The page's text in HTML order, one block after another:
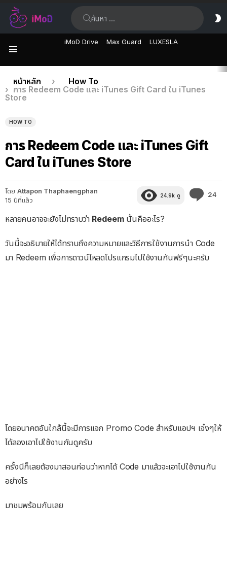
iMoD Drive Max Guard LUXESLA
เรื่อง
ล่าสุด
คุณอยู่ที่นี่:
หน้าหลัก
How To
การ Redeem Code และ iTunes Gift Card ใน iTunes
Store
HOW TO
การ Redeem Code และ iTunes Gift
Card ใน iTunes Store
โดย Attapon Thaphaengphan
15 ปีที่แล้ว
24.9k ดู 24
หลายคนอาจจะยังไม่ทราบว่า Redeemนั้นคืออะไร?
วันนี้จะอธิบายให้ได้ทราบถึงความหมายและวิธีการใช้งานการนำ Code
มา Redeem เพื่อการดาวน์โหลดโปรแกรมไปใช้งานกันฟรีๆนะครับ
โดยอนาคตอันใกล้นี้จะมีการแจก Promo Code สำหรับแอปฯ เจ๋งๆให้
ได้ลองเอาไปใช้งานกันดูครับ
ครั้งนีก็เลยต้องมาสอนก่อนว่าหากได้ Code มาแล้วจะเอาไปใช้งานกัน
อย่างไร
มาชมพร้อมกันเลย